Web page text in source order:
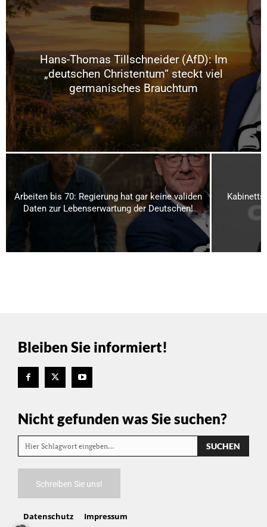
Hans-Thomas Tillschneider (AfD): Im
„deutschen Christentum“ steckt viel
germanisches Brauchtum
Arbeiten bis 70: Regierung hat gar keine validen
Daten zur Lebenserwartung der Deutschen!
Bleiben Sie informiert!
Nicht gefunden was Sie suchen?
Hier Schlagwort eingeben… SUCHEN
Schreiben Sie uns!
Datenschutz Impressum